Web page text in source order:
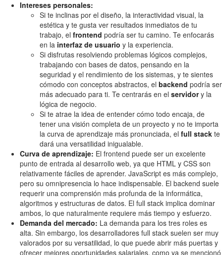
Intereses personales:
Si te inclinas por el diseño, la interactividad visual, la
estética y te gusta ver resultados inmediatos de tu
trabajo, el frontend podría ser tu camino. Te enfocarás
en la interfaz de usuario y la experiencia.
Si disfrutas resolviendo problemas lógicos complejos,
trabajando con bases de datos, pensando en la
seguridad y el rendimiento de los sistemas, y te sientes
cómodo con conceptos abstractos, el backend podría ser
más adecuado para ti. Te centrarás en el servidory la
lógica de negocio.
Si te atrae la idea de entender cómo todo encaja, de
tener una visión completa de un proyecto y no te importa
la curva de aprendizaje más pronunciada, el full stack te
dará una versatilidad inigualable.
Curva de aprendizaje: El frontend puede ser un excelente
punto de entrada al desarrollo web, ya que HTML y CSS son
relativamente fáciles de aprender. JavaScript es más complejo,
pero su omnipresencia lo hace indispensable. El backend suele
requerir una comprensión más profunda de la informática,
algoritmos y estructuras de datos. El full stack implica dominar
ambos, lo que naturalmente requiere más tiempo y esfuerzo.
Demanda del mercado: La demanda para los tres roles es
alta. Sin embargo, los desarrolladores full stack suelen ser muy
valorados por su versatilidad, lo que puede abrir más puertas y
ofrecer mejores oportunidades salariales, como ya se mencionó